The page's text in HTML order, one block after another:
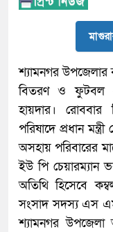
শ্যামনগর উপজেলার
বিতরণ ও ফুটবল
হায়দার। রোববার
পরিষাদে প্রধান
অসহায় পরিবারের
ইউ পি চেয়ারম্যান
অতিথি হিসেবে
সংসাদ সদস্য এস
শ্যামনগর উপজেলা